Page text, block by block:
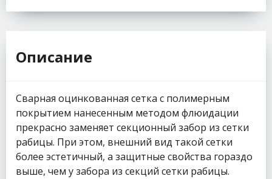
Описание
Сварная оцинкованная сетка с полимерным
покрытием нанесенным методом флюидации
прекрасно заменяет секционный забор из сетки
рабицы. При этом, внешний вид такой сетки
более эстетичный, а защитные свойства гораздо
выше, чем у забора из секций сетки рабицы.